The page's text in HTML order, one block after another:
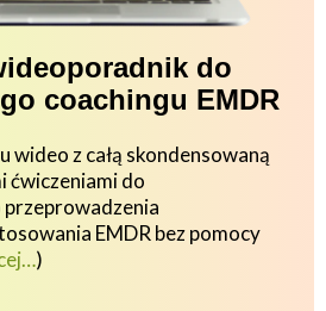
do
coachingu EMDR
wideo z całą skondensowaną
ćwiczeniami do
EMDR bez pomocy
)